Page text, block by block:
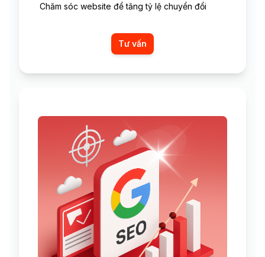
Chăm sóc website để tăng tỷ lệ chuyển đổi
Tư vấn